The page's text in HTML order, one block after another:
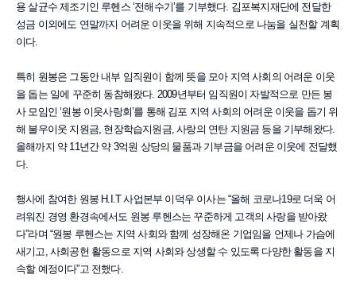
용 살균수 제조기인 루헨스 ‘전해수기’를 기부했다. 김포복지재단에 전달한
성금 이외에도 연말까지 어려운 이웃을 위해 지속적으로 나눔을 실천할 계획
이다.
특히 원봉은 그동안 내부 임직원이 함께 뜻을 모아 지역 사회의 어려운 이웃
을 돕는 일에 꾸준히 동참해왔다. 2009년부터 임직원이 자발적으로 만든 봉
사 모임인 ‘원봉 이웃사랑회’를 통해 김포 지역 사회의 어려운 이웃을 돕기 위
해 불우이웃 지원금, 현장학습지원금, 사랑의 연탄 지원금 등을 기부해왔다.
올해까지 약 11년간 약 3억원 상당의 물품과 기부금을 어려운 이웃에 전달했
다.
행사에 참여한 원봉 H.I.T 사업본부 이덕우 이사는 “올해 코로나19로 더욱 어
려워진 경영 환경속에서도 원봉 루헨스는 꾸준하게 고객의 사랑을 받아왔
다”라며 “원봉 루헨스는 지역 사회와 함께 성장해온 기업임을 언제나 가슴에
새기고, 사회공헌 활동으로 지역 사회와 상생할 수 있도록 다양한 활동을 지
속할 예정이다”고 전했다.